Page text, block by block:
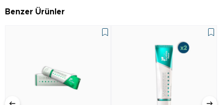
Benzer Ürünler